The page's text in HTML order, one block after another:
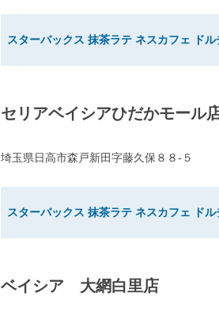
スターバックス 抹茶ラテ ネスカフェ ド
セリアベイシアひだかモール
埼玉県日高市森戸新田字藤久保８８-５
スターバックス 抹茶ラテ ネスカフェ ド
ベイシア 大網白里店